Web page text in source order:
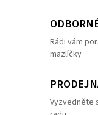
Rádi vám
mazlíčky
Vyzvedněte